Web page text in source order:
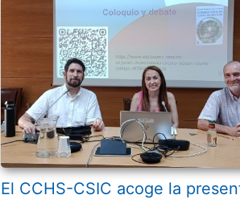
El CCHS-CSIC acoge la